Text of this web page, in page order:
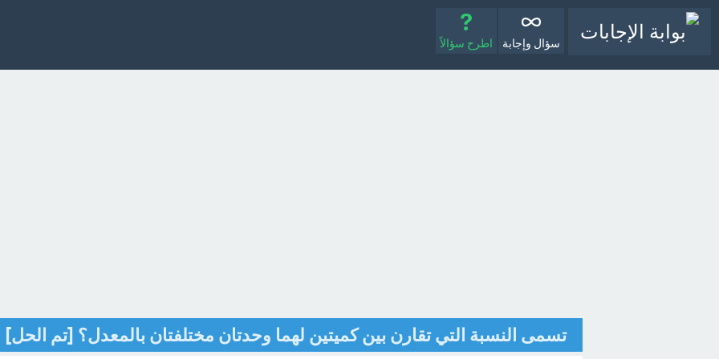
سؤال وإجابة اطرح سؤالاً
تسمى النسبة التي تقارن بين كميتين لهما وحدتان مختلفتان بالمعدل؟ [تم الحل]